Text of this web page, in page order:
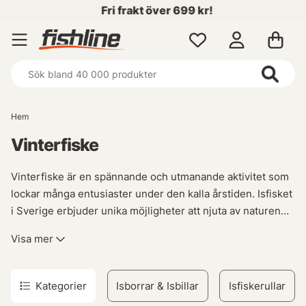
Fri frakt över 699 kr!
Hem
Vinterfiske
Vinterfiske är en spännande och utmanande aktivitet som
lockar många entusiaster under den kalla årstiden. Isfisket
i Sverige erbjuder unika möjligheter att njuta av naturen
här på vår plattform hittar du allt du behöver för en
framgångsrik fisketur på isen. Från isolerade popup-tält till
Visa mer
Kategorier Isborrar & Isbillar Isfiskerullar